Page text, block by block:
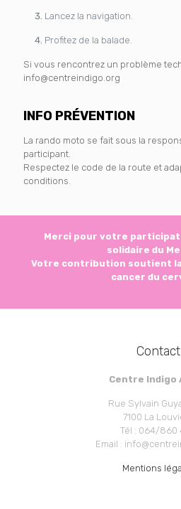
Lancez la navigation.
Profitez de la balade.
Si vous rencontrez un problème
info@centreindigo.org
INFO PRÉVENTION
La rando moto se fait sous la
participant.
Respectez le code de la route et
conditions.
Merci pour votre
solidaire du
Votre contribution soutient
cancer du
Contact
Centre Indigo
Rue Sylvain
7100 La
Tél : 064/860
Email :
Mentions